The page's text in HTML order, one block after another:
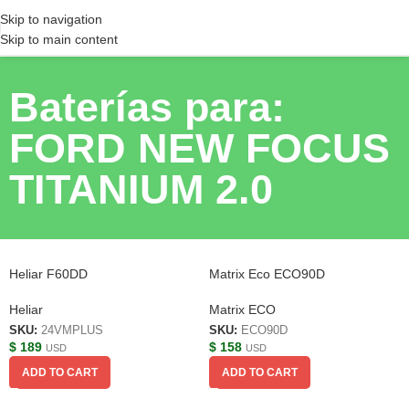
Skip to navigation
Skip to main content
Baterías para:
FORD NEW FOCUS
TITANIUM 2.0
Heliar F60DD
Heliar
SKU: 24VMPLUS
$ 189 USD
ADD TO CART
Matrix Eco ECO90D
Matrix ECO
SKU: ECO90D
$ 158 USD
ADD TO CART